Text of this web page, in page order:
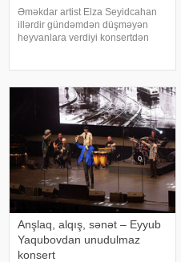
Əməkdar artist Elza Seyidcahan
illərdir gündəmdən düşməyən
heyvanlara verdiyi konsertdən
E.Seyidcahan bildirib ki, həmin
Anşlaq, alqış, sənət – Eyyub
Yaqubovdan unudulmaz
konsert